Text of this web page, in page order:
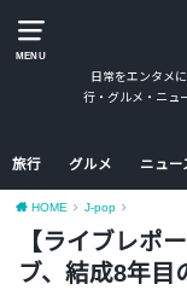
MENU
日常をエンタメ
行・グルメ・ニュ
旅行 グルメ ニュー
HOME J-pop
【ライブレポ
ブ、結成8年目